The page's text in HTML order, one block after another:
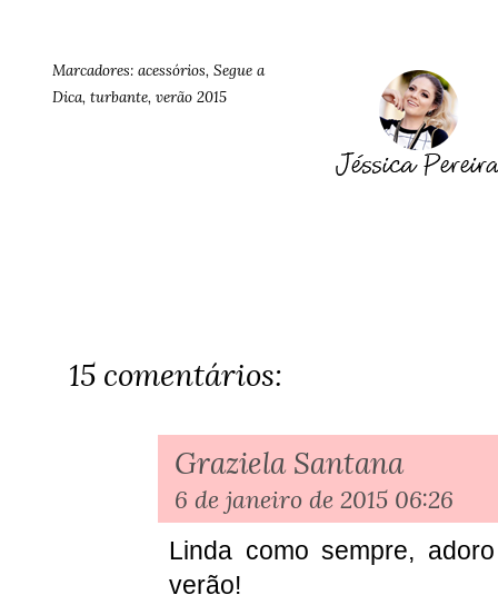
Marcadores: acessórios, Segue a
Dica, turbante, verão 2015
15 comentários:
Graziela Santana
6 de janeiro de 2015 06:26
Linda como sempre,
verão!